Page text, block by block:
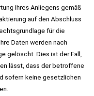
Ihres Anliegens gemäß
auf den Abschluss
für die
Daten werden nach
gelöscht. Dies ist der Fall,
lässt, dass der betroffene
sofern keine gesetzlichen